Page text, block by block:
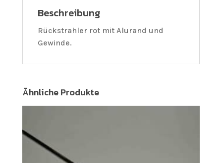
Beschreibung
Rückstrahler rot mit Alurand und
Gewinde.
Ähnliche Produkte